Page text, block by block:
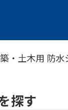
・土木用 防
探す